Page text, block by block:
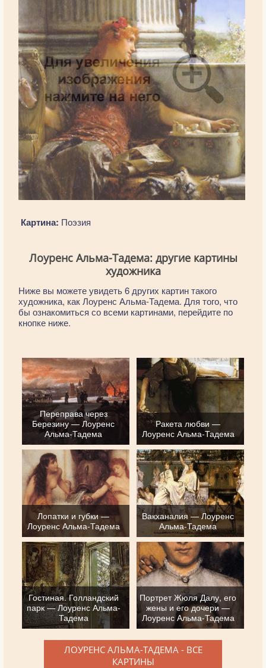
Картина: Поэзия
Лоуренс Альма-Тадема: другие картины
художника
Ниже вы можете увидеть 6 других картин такого
художника, как Лоуренс Альма-Тадема. Для того, что
бы ознакомиться со всеми картинами, перейдите по
кнопке ниже.
Переправа через
Березину — Лоуренс
Альма-Тадема
Ракета любви —
Лоуренс Альма-Тадема
Лопатки и губки —
Лоуренс Альма-Тадема
Вакханалия — Лоуренс
Альма-Тадема
Гостиная. Голландский
парк — Лоуренс Альма-
Тадема
Портрет Жюля Далу, его
жены и его дочери —
Лоуренс Альма-Тадема
ЛОУРЕНС АЛЬМА-ТАДЕМА - ВСЕ
КАРТИНЫ